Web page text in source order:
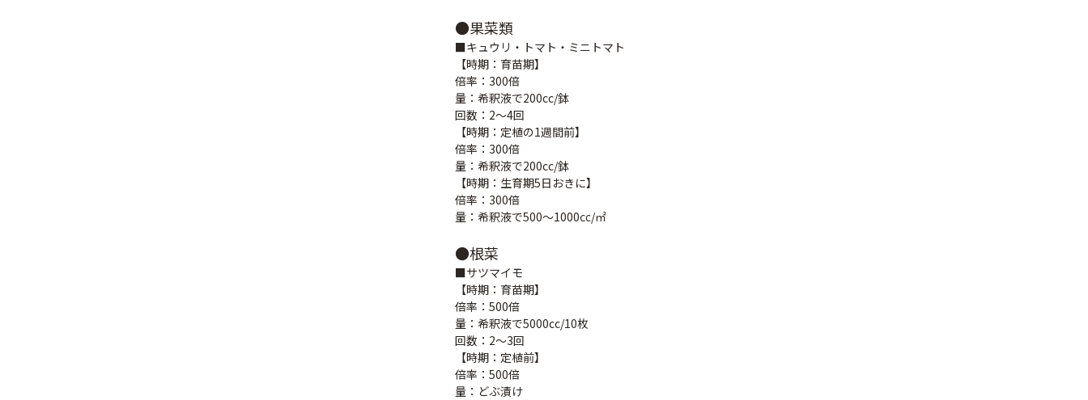
●果菜類
■キュウリ・トマト・ミニトマト
【時期：育苗期】
倍率：300倍
量：希釈液で200cc/鉢
回数：2～4回
【時期：定植の1週間前】
倍率：300倍
量：希釈液で200cc/鉢
【時期：生育期5日おきに】
倍率：300倍
量：希釈液で500～1000㏄/㎡
●根菜
■サツマイモ
【時期：育苗期】
倍率：500倍
量：希釈液で5000cc/10枚
回数：2～3回
【時期：定植前】
倍率：500倍
量：どぶ漬け